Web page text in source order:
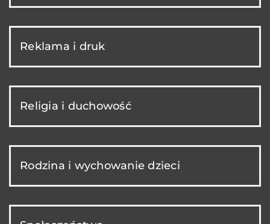
Reklama i druk
Religia i duchowość
Rodzina i wychowanie dzieci